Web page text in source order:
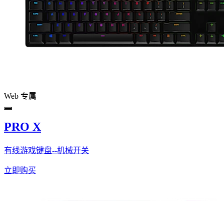
Web 专属
PRO X
有线游戏键盘--机械开关
立即购买